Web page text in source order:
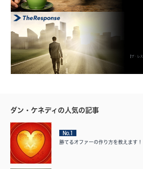
【ザ・レ
ダン・ケネディの人気の記事
No.1
勝てるオファーの作り方を教えます！